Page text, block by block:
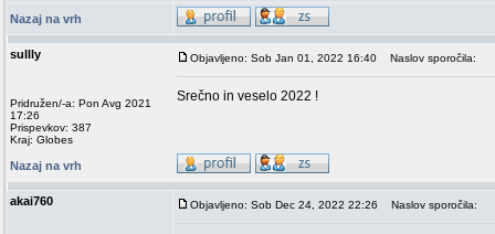
Nazaj na vrh
sullly
Pridružen/-a: Pon Avg 2021
17:26
Prispevkov: 387
Kraj: Globes
Objavljeno: Sob Jan 01, 2022 16:40 Naslov sporočila:
Srečno in veselo 2022 !
Nazaj na vrh
akai760 Objavljeno: Sob Dec 24, 2022 22:26 Naslov sporočila: